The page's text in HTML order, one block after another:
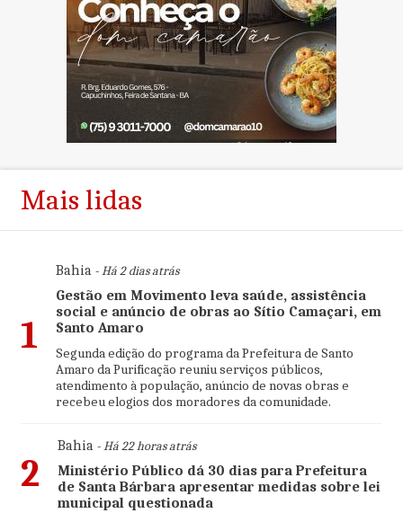
Mais lidas
1
Bahia- Há 2 dias atrás
Gestão em Movimento leva saúde, assistência
social e anúncio de obras ao Sítio Camaçari, em
Santo Amaro
Segunda edição do programa da Prefeitura de Santo
Amaro da Purificação reuniu serviços públicos,
atendimento à população, anúncio de novas obras e
recebeu elogios dos moradores da comunidade.
2
Bahia- Há 22 horas atrás
Ministério Público dá 30 dias para Prefeitura
de Santa Bárbara apresentar medidas sobre lei
municipal questionada